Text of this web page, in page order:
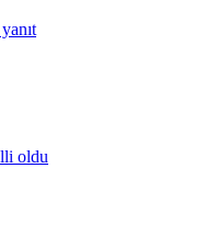
oldu